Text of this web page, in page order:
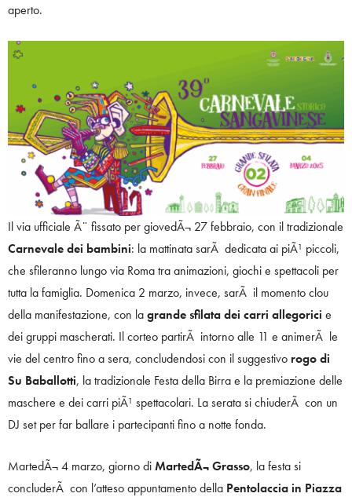
aperto.
Il via ufficiale Ã¨ fissato per giovedÃ¬ 27 febbraio, con il tradizionale
Carnevale dei bambini: la mattinata sarÃ dedicata ai piÃ¹ piccoli,
che sfileranno lungo via Roma tra animazioni, giochi e spettacoli per
tutta la famiglia. Domenica 2 marzo, invece, sarÃ il momento clou
della manifestazione, con lagrande sfilata dei carri allegorici e
dei gruppi mascherati. Il corteo partirÃ intorno alle 11 e animerÃ le
vie del centro fino a sera, concludendosi con il suggestivo rogo di
Su Baballotti, la tradizionale Festa della Birra e la premiazione delle
maschere e dei carri piÃ¹ spettacolari. La serata si chiuderÃ con un
DJ set per far ballare i partecipanti fino a notte fonda.
MartedÃ¬ 4 marzo, giorno diMartedÃ¬ Grasso, la festa si
concluderÃ con l’atteso appuntamento della Pentolaccia in Piazza